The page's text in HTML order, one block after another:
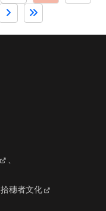
、
拾穗者文化